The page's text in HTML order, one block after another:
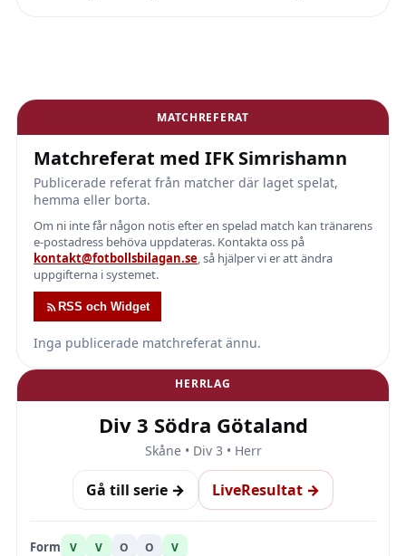
MATCHREFERAT
Matchreferat med IFK Simrishamn
Publicerade referat från matcher där laget spelat,
hemma eller borta.
Om ni inte får någon notis efter en spelad match kan tränarens
e-postadress behöva uppdateras. Kontakta oss på
kontakt@fotbollsbilagan.se, så hjälper vi er att ändra
uppgifterna i systemet.
RSS och Widget
Inga publicerade matchreferat ännu.
HERRLAG
Div 3 Södra Götaland
Skåne • Div 3 • Herr
Gå till serie → LiveResultat →
Form V V O O V